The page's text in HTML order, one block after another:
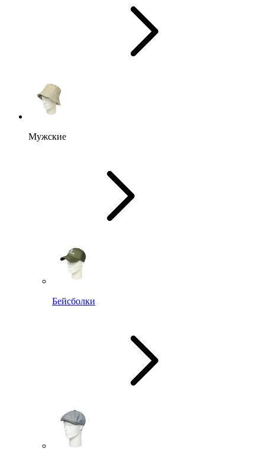
Мужские
Бейсболки